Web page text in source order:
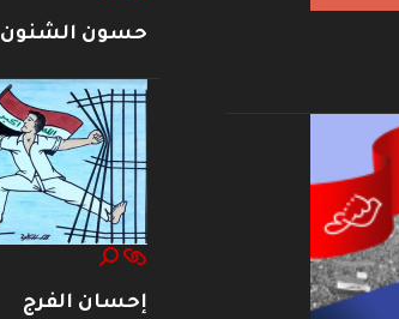
حسون الشنون
إحسان الفرج